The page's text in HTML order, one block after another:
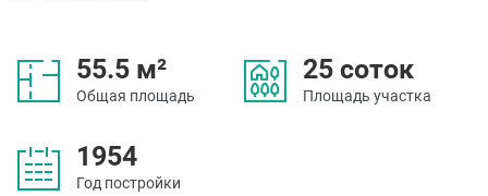
55.5 м²
Общая площадь
25 соток
Площадь участка
1954
Год постройки